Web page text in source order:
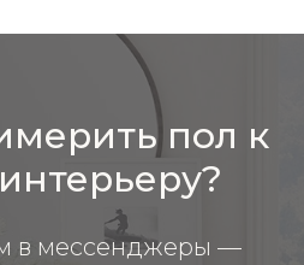
пол к
в мессенджеры —